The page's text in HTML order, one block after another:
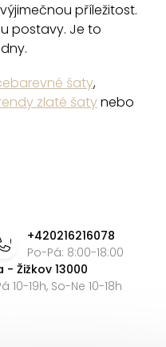
příležitost.
postavy. Je to
šaty,
zlaté šatynebo
+420216216078
Po-Pá: 8:00-18:00
Žižkov 13000
19h, So-Ne 10-18h